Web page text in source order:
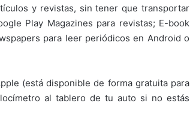
y revistas, sin tener que transportar
Play Magazines para revistas; E-book
para leer periódicos en Android o
(está disponible de forma gratuita para
al tablero de tu auto si no estás